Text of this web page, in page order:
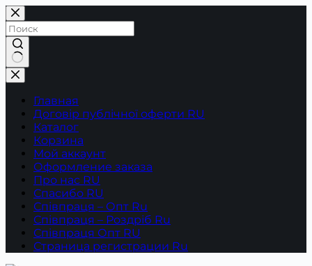
Перейти
к
сути
Ничего
не
найденоГлавная
Договір публічної оферти RU
Каталог
Корзина
Мой аккаунт
Оформление заказа
Про нас RU
Спасибо RU
Співпраця – Опт Ru
Співпраця – Роздріб Ru
Співпраця Опт RU
Страница регистрации Ru